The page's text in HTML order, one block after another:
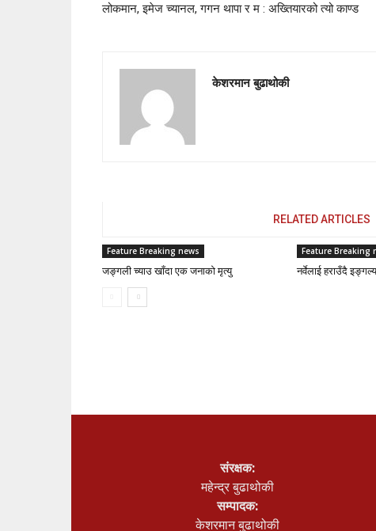
लोकमान, इमेज च्यानल, गगन थापा र म : अख्तियारको त्यो काण्ड
केशरमान बुढाथोकी
RELATED ARTICLES
Feature Breaking news
जङ्गली च्याउ खाँदा एक जनाको मृत्यु
Feature Breaking
नर्वेलाई हराउँदै
संरक्षक:
महेन्द्र बुढाथोकी
सम्पादक:
केशरमान बुढाथोकी